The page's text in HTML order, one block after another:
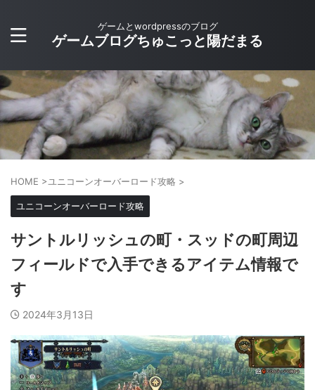
ゲームとwordpressのブログ
ゲームブログちゅこっと陽だまる
HOME >ユニコーンオーバーロード攻略 >
ユニコーンオーバーロード攻略
サントルリッシュの町・スッドの町周辺
フィールドで入手できるアイテム情報で
す
2024年3月13日